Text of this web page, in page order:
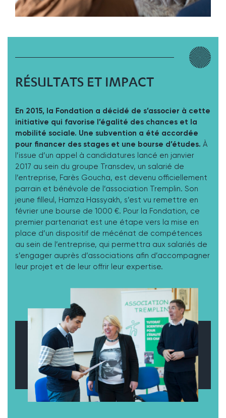
RÉSULTATS ET IMPACT
En 2015, la Fondation a décidé de s’associer à cette
initiative qui favorise l’égalité des chances et la
mobilité sociale. Une subvention a été accordée
pour financer des stages et une bourse d’études. À
l’issue d’un appel à candidatures lancé en janvier
2017 au sein du groupe Transdev, un salarié de
l’entreprise, Farès Goucha, est devenu officiellement
parrain et bénévole de l’association Tremplin. Son
jeune filleul, Hamza Hassyakh, s’est vu remettre en
février une bourse de 1000 €. Pour la Fondation, ce
premier partenariat est une étape vers la mise en
place d’un dispositif de mécénat de compétences
au sein de l’entreprise, qui permettra aux salariés de
s’engager auprès d’associations afin d’accompagner
leur projet et de leur offrir leur expertise.